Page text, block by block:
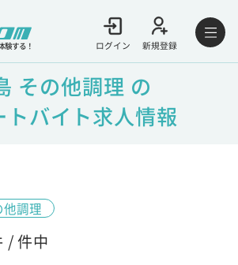
験する！ ログイン 新規登録
その他調理 の
トバイト求人情報
他調理
/件中